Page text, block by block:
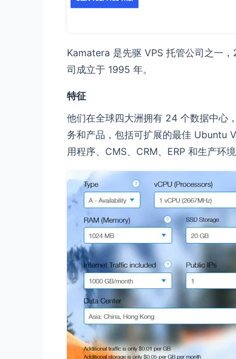
Kamatera 是先驱 VPS 托管公司之一
司成立于 1995 年。
特征
他们在全球四大洲拥有 24 个数据中心
务和产品，包括可扩展的最佳 Ubuntu
用程序、CMS、CRM、ERP 和生产环